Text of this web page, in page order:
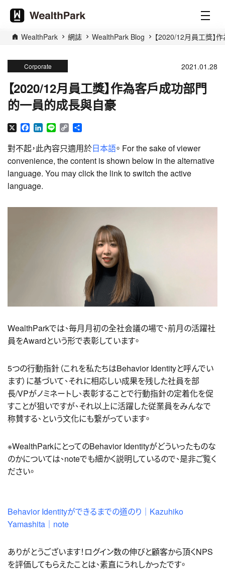
WealthPark 網誌 WealthPark Blog 【2020/12月員工獎】
Corporate 2021.01.28
【2020/12月員工獎】作為客戶成功部門
的一員的成長與自豪
X Facebook
LinkedIn
Line Copy
對不起，此內容只適用於日本語。 For the sake of viewer
convenience, the content is shown below in the alternative
language. You may click the link to switch the active
language.
WealthParkでは、毎月月初の全社会議の場で、前月の活躍社
員をAwardという形で表彰しています。
5つの行動指針（これを私たちはBehavior Identityと呼んでい
ます）に基づいて、それに相応しい成果を残した社員を部
長/VPがノミネートし、表彰することで行動指針の定着化を促
すことが狙いですが、それ以上に活躍した従業員をみんなで
称賛する、という文化にも繋がっています。
※WealthParkにとってのBehavior Identityがどういったものな
のかについては、noteでも細かく説明しているので、是非ご覧く
ださい。
Behavior Identityができるまでの道のり｜Kazuhiko
Yamashita｜note
ありがとうございます！ログイン数の伸びと顧客から頂くNPS
を評価してもらえたことは、素直にうれしかったです。